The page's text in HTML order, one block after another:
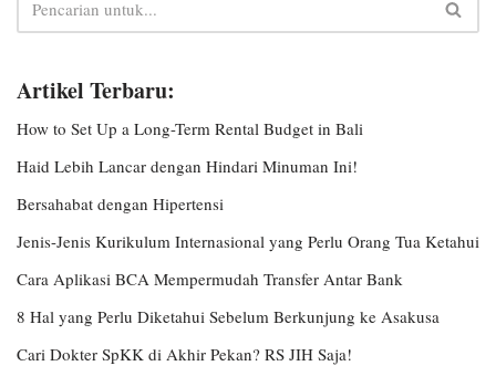
Artikel Terbaru:
How to Set Up a Long-Term Rental Budget in Bali
Haid Lebih Lancar dengan Hindari Minuman Ini!
Bersahabat dengan Hipertensi
Jenis-Jenis Kurikulum Internasional yang Perlu Orang Tua Ketahui
Cara Aplikasi BCA Mempermudah Transfer Antar Bank
8 Hal yang Perlu Diketahui Sebelum Berkunjung ke Asakusa
Cari Dokter SpKK di Akhir Pekan? RS JIH Saja!